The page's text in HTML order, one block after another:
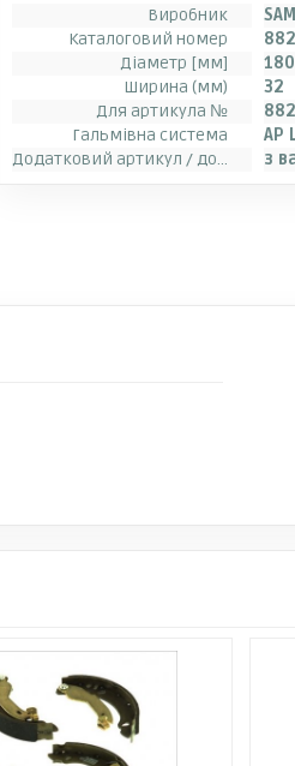
Виробник
Каталоговий номер
Діаметр [мм]
180
Ширина (мм)
32
Для артикула №
Гальмівна система
AP
Додатковий артикул / додаткова інформація 2
з